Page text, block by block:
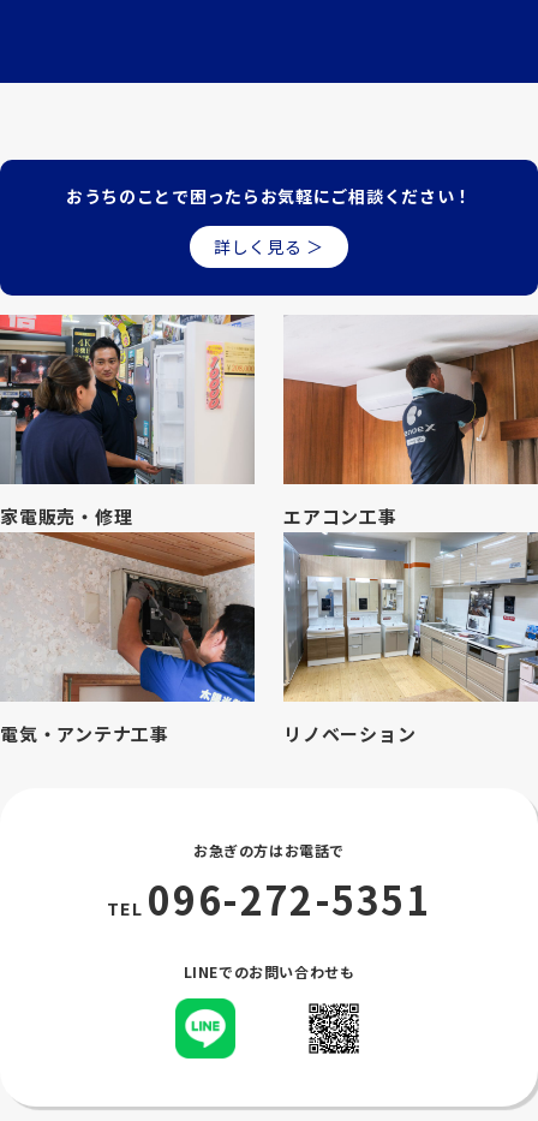
おうちのことで困ったら お気軽にご相談ください！
詳しく見る ＞
家電販売・修理 エアコン工事
電気・アンテナ工事 リノベーション
お急ぎの方はお電話で
TEL 096-272-5351
LINEでのお問い合わせも